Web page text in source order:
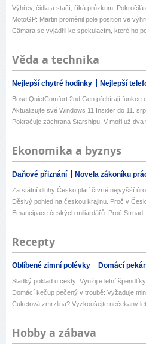
Výhřev, čidla a stačí, říká průzkum. Pokročilá
MotoGP: Martin proměnil pole position ve
Câmara se vyjádřil ke spekulacím, které ho
Věda a technika
Nejlepší chytré hodinky Nejlepší
Bose QuietComfort 2nd Gen přebírají funkce
Aktualizujte své Windows 11 Insider do 11.
Pokračuje záchrana Starshipu. V moři už dva
Ekonomika a byznys
Daňové přiznání Novela zákoníku
Za státní dluhy Česko platí čtvrté nejvyšší
Děsivý pohled na českou krajinu. Proč v
Emancipace českých miliardářů. Proč
Recepty
Oblíbené zimní polévky Domácí
Sladký poklad u cesty: Využijte letní
Domácí kečup pečený v troubě: Vyžaduje
Cuketová zmrzlina? Vyzkoušejte nečekaný
Hobby a zábava